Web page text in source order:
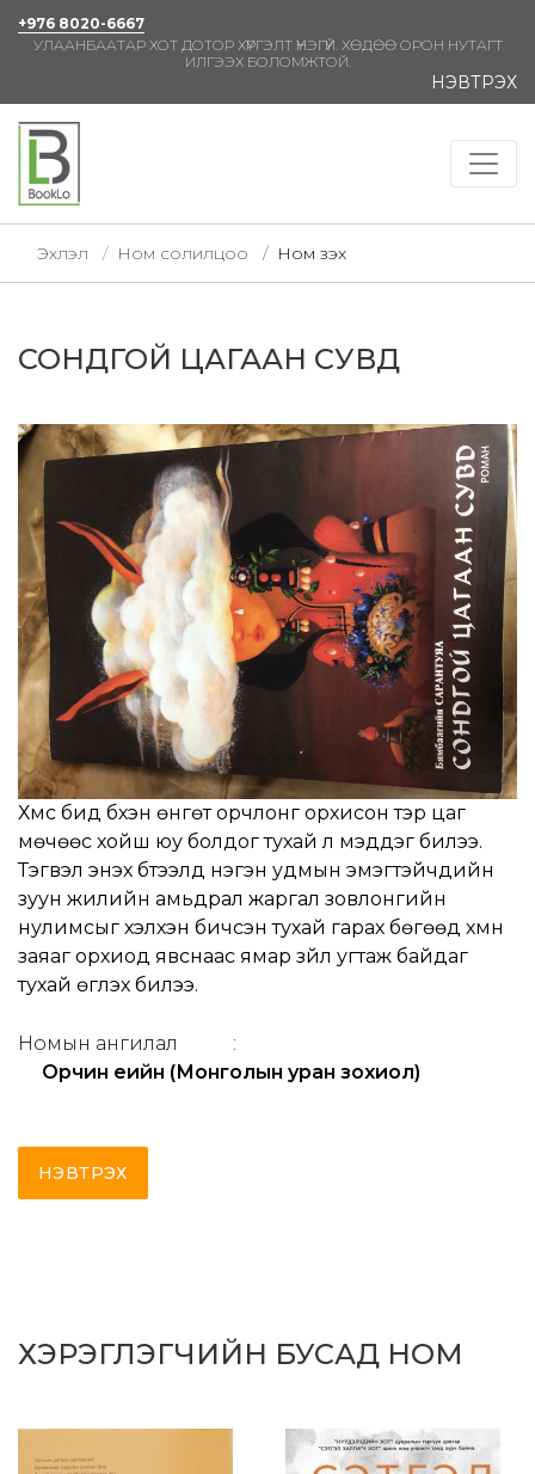
+976 8020-6667
УЛААНБААТАР ХОТ ДОТОР ХҮРГЭЛТ ҮНЭГҮЙ. ХӨДӨӨ ОРОН НУТАГТ
ИЛГЭЭХ БОЛОМЖТОЙ.
НЭВТРЭХ
Эхлэл Ном солилцоо Ном үзэх
СОНДГОЙ ЦАГААН СУВД
Хүмүүс бид бүхэн өнгөт орчлонг орхисон тэр цаг
мөчөөс хойш юу болдог тухай үл мэддэг билээ.
Тэгвэл энэхүү бүтээлд нэгэн удмын эмэгтэйчүүдийн
зуун жилийн амьдрал жаргал зовлонгийн
нулимсыг хэлхэн бичсэн тухай гарах бөгөөд хүмүүн
заяаг орхиод явснаас ямар зүйл угтаж байдаг
тухай өгүүлэх билээ.
Номын ангилал
:
Орчин үеийн (Монголын уран зохиол)
НЭВТРЭХ
ХЭРЭГЛЭГЧИЙН БУСАД НОМ